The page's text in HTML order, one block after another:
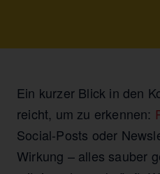
Ein kurzer Blick in den
reicht, um zu erkennen:
Social-Posts oder
Wirkung – alles sauber